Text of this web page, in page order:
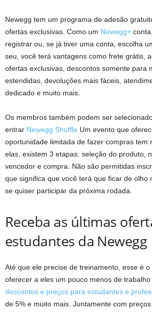
Newegg tem um programa de adesão
ofertas exclusivas. Como um Newegg+
registrar ou, se já tiver uma conta, escolha
seu, você terá vantagens como frete grátis,
ofertas exclusivas, descontos somente para
estendidas, devoluções mais fáceis,
dedicado e muito mais.
Os membros também podem ser
entrar Newegg Shuffle Um evento que
oportunidade limitada de fazer compras tem
elas, existem 3 etapas: seleção do produto,
vencedor e compra. Não são permitidas
que significa que você terá que ficar de olho
se quiser participar da próxima rodada.
Receba as últimas
estudantes da Newegg
Até que ele precise de treinamento, esse é
oferecer a eles um pouco menos de
descontos e preços para estudantes e
de 5% e muito mais. Juntamente com